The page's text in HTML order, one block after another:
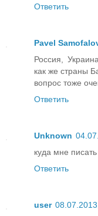
Ответить
Pavel
Россия,
как же страны
вопрос тоже
Ответить
Unknown
куда мне
Ответить
user